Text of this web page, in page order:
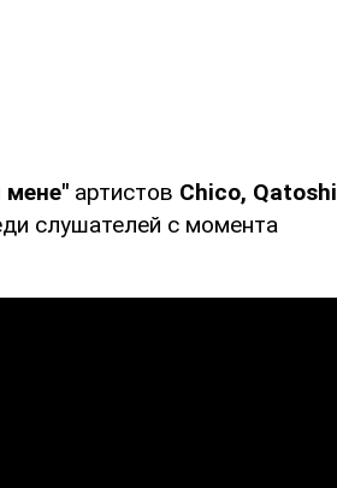
мене" артистов Chico, Qatoshi
слушателей с момента